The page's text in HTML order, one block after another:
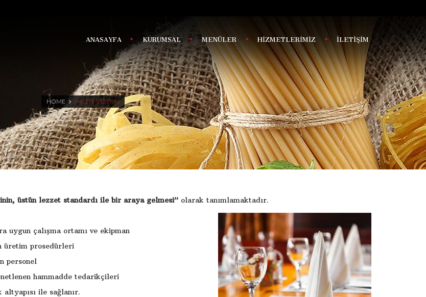
ANASAYFA KURUMSAL MENÜLER HİZMETLERİMİZ İLETİŞİM
HOME KALITE VIZYON
üstün lezzet standardı ile bir araya gelmesi” olarak tanımlamaktadır.
uygun çalışma ortamı ve ekipman
üretim prosedürleri
personel
hammadde tedarikçileri
ile sağlanır.